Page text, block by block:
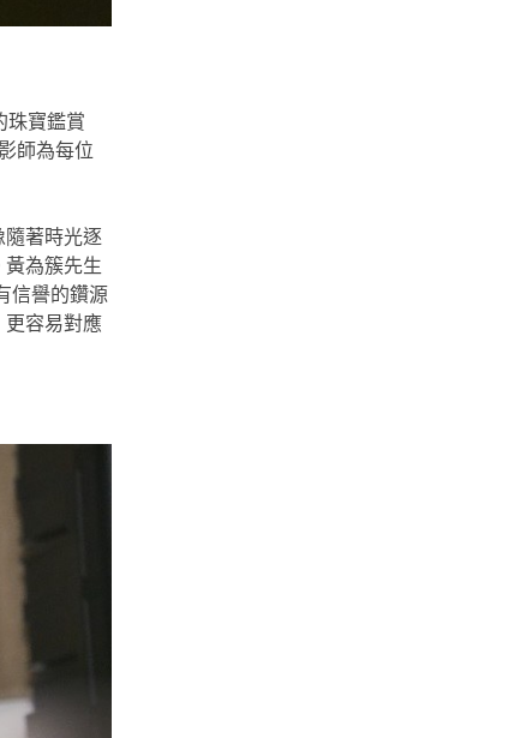
珠寶鑑賞
師為每位
著時光逐
為簇先生
信譽的鑽源
更容易對應